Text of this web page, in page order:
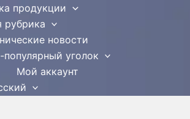
продукции
рубрика
новости
популярный уголок
Мой аккаунт